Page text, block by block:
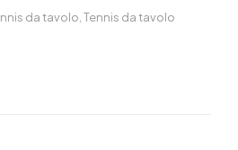
da tavolo Tennis da tavolo